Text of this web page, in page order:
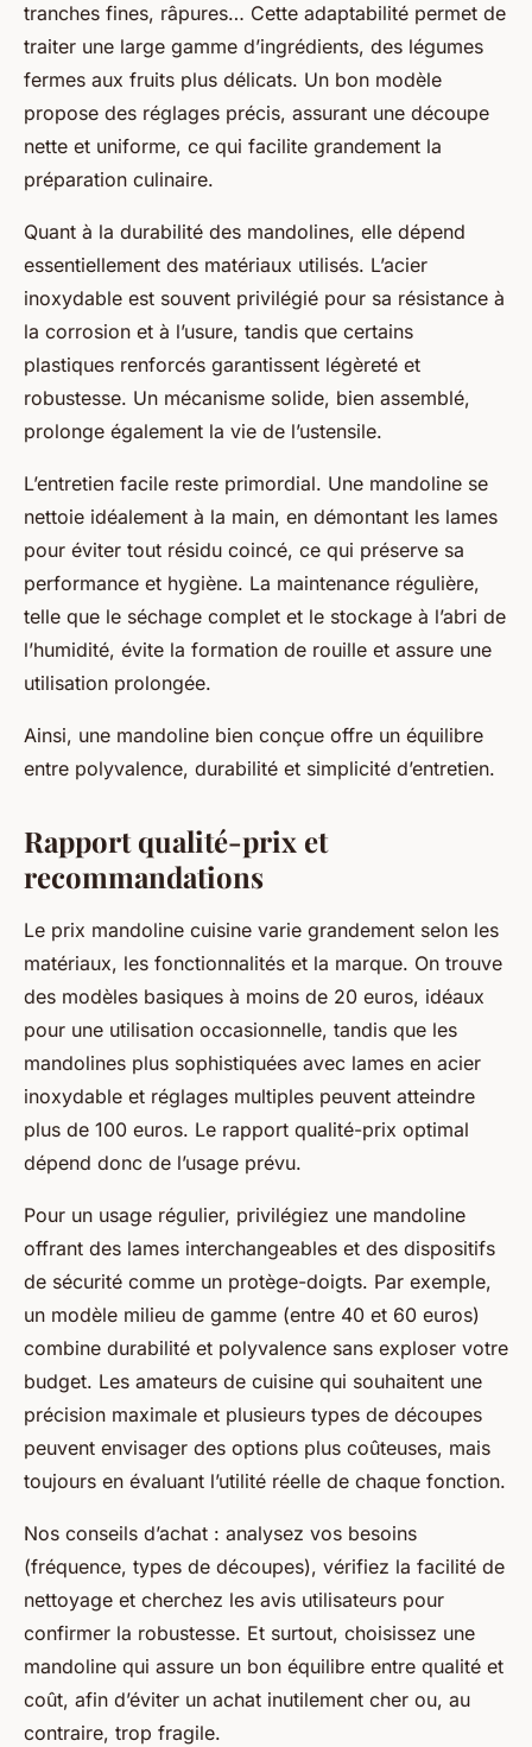
tranches fines, râpures… Cette adaptabilité permet de
traiter une large gamme d’ingrédients, des légumes
fermes aux fruits plus délicats. Un bon modèle
propose des réglages précis, assurant une découpe
nette et uniforme, ce qui facilite grandement la
préparation culinaire.
Quant à la durabilité des mandolines, elle dépend
essentiellement des matériaux utilisés. L’acier
inoxydable est souvent privilégié pour sa résistance à
la corrosion et à l’usure, tandis que certains
plastiques renforcés garantissent légèreté et
robustesse. Un mécanisme solide, bien assemblé,
prolonge également la vie de l’ustensile.
L’entretien facile reste primordial. Une mandoline se
nettoie idéalement à la main, en démontant les lames
pour éviter tout résidu coincé, ce qui préserve sa
performance et hygiène. La maintenance régulière,
telle que le séchage complet et le stockage à l’abri de
l’humidité, évite la formation de rouille et assure une
utilisation prolongée.
Ainsi, une mandoline bien conçue offre un équilibre
entre polyvalence, durabilité et simplicité d’entretien.
Rapport qualité-prix et
recommandations
Le prix mandoline cuisine varie grandement selon les
matériaux, les fonctionnalités et la marque. On trouve
des modèles basiques à moins de 20 euros, idéaux
pour une utilisation occasionnelle, tandis que les
mandolines plus sophistiquées avec lames en acier
inoxydable et réglages multiples peuvent atteindre
plus de 100 euros. Le rapport qualité-prix optimal
dépend donc de l’usage prévu.
Pour un usage régulier, privilégiez une mandoline
offrant des lames interchangeables et des dispositifs
de sécurité comme un protège-doigts. Par exemple,
un modèle milieu de gamme (entre 40 et 60 euros)
combine durabilité et polyvalence sans exploser votre
budget. Les amateurs de cuisine qui souhaitent une
précision maximale et plusieurs types de découpes
peuvent envisager des options plus coûteuses, mais
toujours en évaluant l’utilité réelle de chaque fonction.
Nos conseils d’achat : analysez vos besoins
(fréquence, types de découpes), vérifiez la facilité de
nettoyage et cherchez les avis utilisateurs pour
confirmer la robustesse. Et surtout, choisissez une
mandoline qui assure un bon équilibre entre qualité et
coût, afin d’éviter un achat inutilement cher ou, au
contraire, trop fragile.